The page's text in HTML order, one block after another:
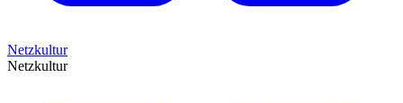
Netzkultur
Netzkultur